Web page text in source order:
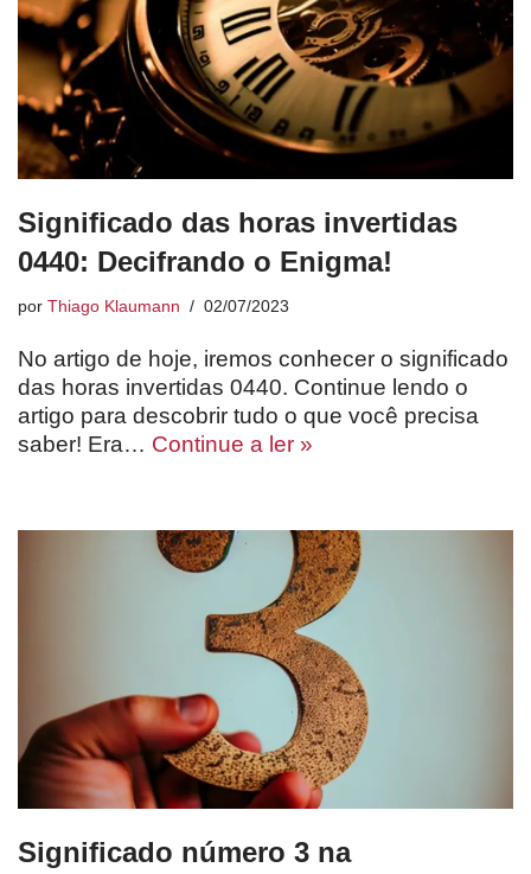
Significado das horas invertidas
0440: Decifrando o Enigma!
por Thiago Klaumann 02/07/2023
No artigo de hoje, iremos conhecer o significado
das horas invertidas 0440. Continue lendo o
artigo para descobrir tudo o que você precisa
saber! Era… Continue a ler »
Significado número 3 na